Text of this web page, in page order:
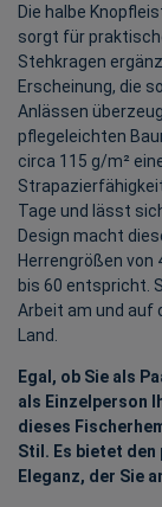
Die halbe
sorgt für
Stehkragen
Erscheinung, die
Anlässen
pflegeleichten
circa 115 g/m²
Tage und lässt
Design macht
Herrengrößen von
bis 60 entspricht.
Arbeit am und auf
Land.
Egal, ob Sie als
als Einzelperson
dieses
Stil. Es bietet
Eleganz, der Sie